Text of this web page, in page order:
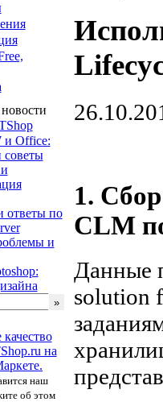
и Office:
советы
ответы по
и
наш
об этом
1.
CLM
Данные
solution